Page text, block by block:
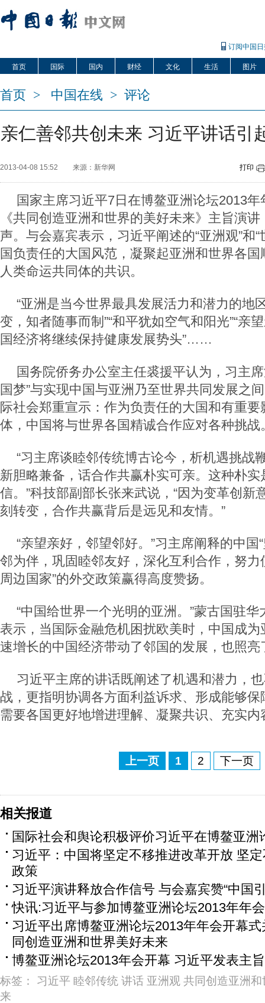
订阅中国
首页 国际 国内 财经 文化 生活 图片
首页 > 中国在线 > 评论
亲仁善邻共创未来 习近平讲话引
2013-04-08 15:52 来源：新华网 打印
国家主席习近平7日在博鳌亚洲论坛2013
《共同创造亚洲和世界的美好未来》主旨演
声。与会嘉宾表示，习近平阐述的“亚洲观”和
国负责任的大国风范，凝聚起亚洲和世界各
人类命运共同体的共识。
“亚洲是当今世界最具发展活力和潜力的地
变，知者随事而制”“和平犹如空气和阳光”“亲
国经济将继续保持健康发展势头”……
国务院侨务办公室主任裘援平认为，习主
国梦”与实现中国与亚洲乃至世界共同发展之
际社会郑重宣示：作为负责任的大国和有重
体，中国将与世界各国精诚合作应对各种挑战
“习主席谈睦邻传统博古论今，析机遇挑战
新胆略兼备，话合作共赢朴实可亲。这种朴
信。”科技部副部长张来武说，“因为变革创新
刻转变，合作共赢背后是远见和友情。”
“亲望亲好，邻望邻好。”习主席阐释的中国
邻为伴，巩固睦邻友好，深化互利合作，努
周边国家”的外交政策赢得高度赞扬。
“中国给世界一个光明的亚洲。”蒙古国驻华
表示，当国际金融危机困扰欧美时，中国成
速增长的中国经济带动了邻国的发展，也照亮
习近平主席的讲话既阐述了机遇和潜力，
战，更指明协调各方面利益诉求、形成能够
需要各国更好地增进理解、凝聚共识、充实
上一页 1 2 下一页
相关报道
国际社会和舆论积极评价习近平在博鳌亚洲
习近平：中国将坚定不移推进改革开放 坚
政策
习近平演讲释放合作信号 与会嘉宾赞“中国
快讯:习近平与参加博鳌亚洲论坛2013年年
习近平出席博鳌亚洲论坛2013年年会开幕
同创造亚洲和世界美好未来
博鳌亚洲论坛2013年会开幕 习近平发表主
标签： 习近平 睦邻传统 讲话 亚洲观 共同创造亚洲
来